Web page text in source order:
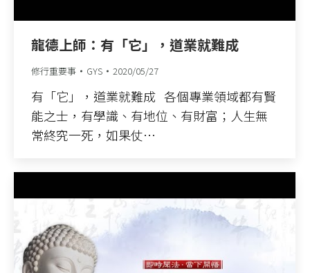
龍德上師：有「它」，道業就難成
修行重要事 GYS 2020/05/27
有「它」，道業就難成 各個專業領域都有賢
能之士，有學識、有地位、有財富；人生無
常終究一死，如果仗…